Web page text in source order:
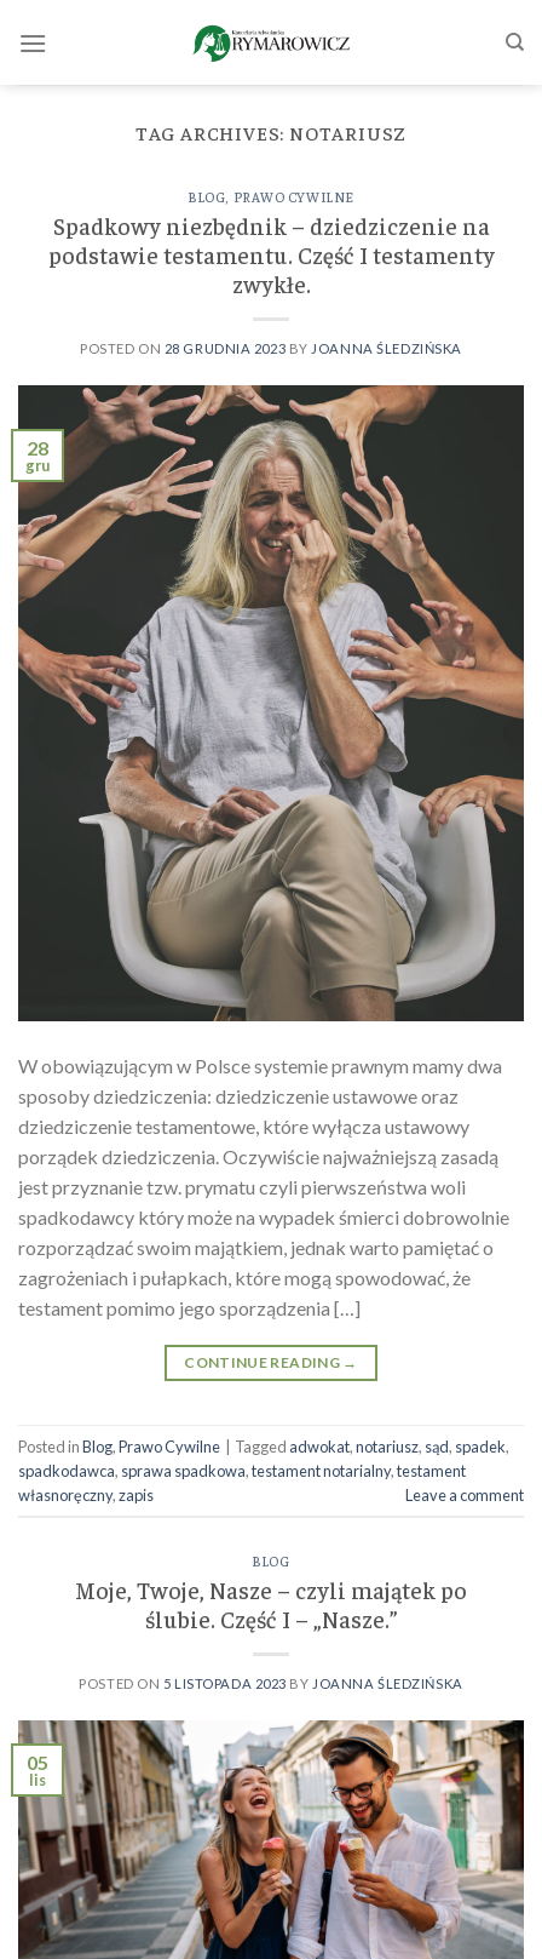
TAG ARCHIVES: NOTARIUSZ
BLOG PRAWO CYWILNE
Spadkowy niezbędnik – dziedziczenie na
podstawie testamentu. Część I testamenty
zwykłe.
POSTED ON 28 GRUDNIA 2023 BY JOANNA ŚLEDZIŃSKA
28
gru
W obowiązującym w Polsce systemie prawnym mamy dwa
sposoby dziedziczenia: dziedziczenie ustawowe oraz
dziedziczenie testamentowe, które wyłącza ustawowy
porządek dziedziczenia. Oczywiście najważniejszą zasadą
jest przyznanie tzw. prymatu czyli pierwszeństwa woli
spadkodawcy który może na wypadek śmierci dobrowolnie
rozporządzać swoim majątkiem, jednak warto pamiętać o
zagrożeniach i pułapkach, które mogą spowodować, że
testament pomimo jego sporządzenia […]
CONTINUE READING →
Posted inBlog,Prawo Cywilne Tagged adwokat,notariusz, sąd, spadek,
spadkodawca, sprawa spadkowa,testament notarialny,testament
własnoręczny,zapis Leave a comment
BLOG
Moje, Twoje, Nasze – czyli majątek po
ślubie. Część I – „Nasze.”
POSTED ON 5 LISTOPADA 2023 BY JOANNA ŚLEDZIŃSKA
05
lis